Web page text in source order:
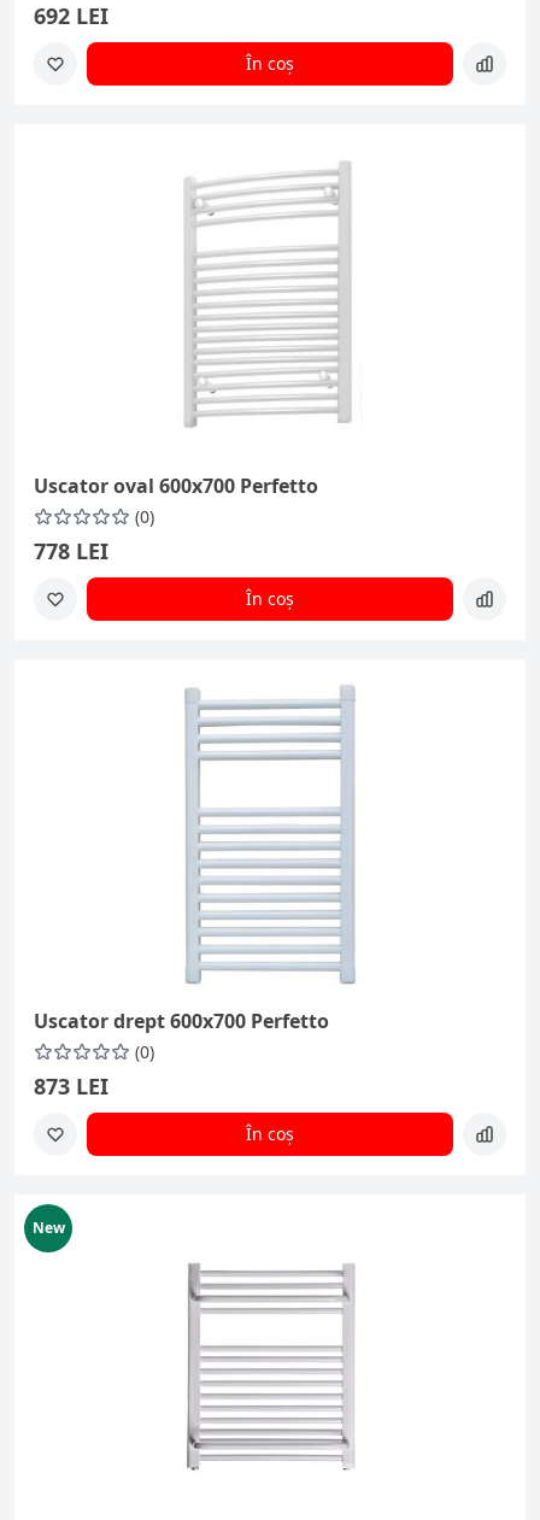
692 LEI
În coș
Uscator oval 600x700 Perfetto
(0)
778 LEI
În coș
Uscator drept 600x700 Perfetto
(0)
873 LEI
În coș
New